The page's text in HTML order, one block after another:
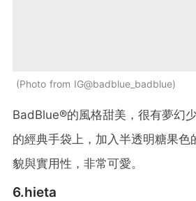
Photo from IG@badblue_badblue
BadBlue®的風格甜美，很有夢幻
的經典手袋上，加入半透明糖果色
貌與實用性，非常可愛。
6.hieta